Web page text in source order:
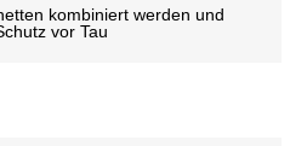
kombiniert werden und
vor Tau